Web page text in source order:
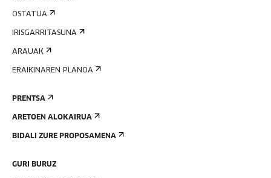
OSTATUA
IRISGARRITASUNA
ARAUAK
ERAIKINAREN PLANOA
PRENTSA
ARETOEN ALOKAIRUA
BIDALI ZURE PROPOSAMENA
GURI BURUZ